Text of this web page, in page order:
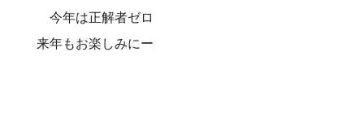
今年は正解者ゼロ
来年もお楽しみにー‍